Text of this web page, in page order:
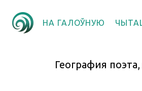
НА ГАЛОЎНУЮ
География